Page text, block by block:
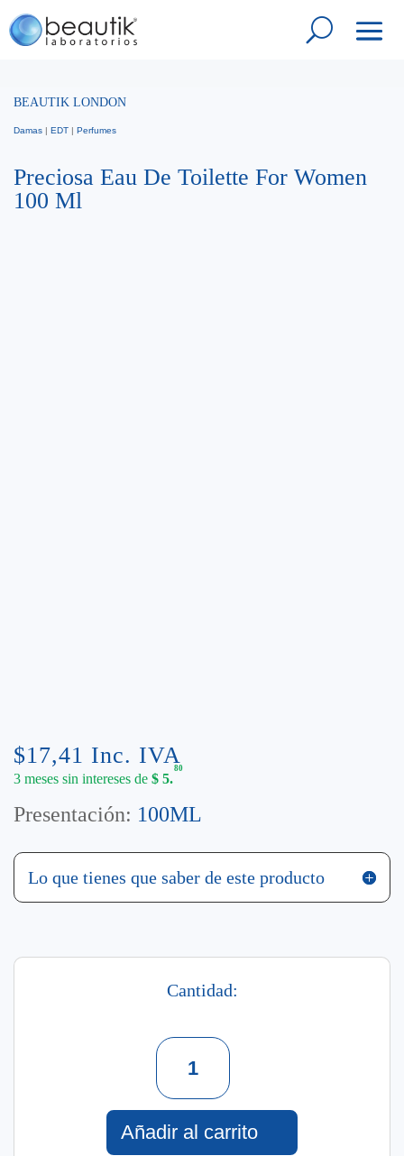
BEAUTIK LONDON
Damas | EDT | Perfumes
Preciosa Eau De Toilette For Women
100 Ml
$17,41 Inc. IVA
3 meses sin intereses de $ 5.
80
Presentación: 100ML
Lo que tienes que saber de este producto
Cantidad:
Preciosa
De
Toilette
For
Añadir al carrito